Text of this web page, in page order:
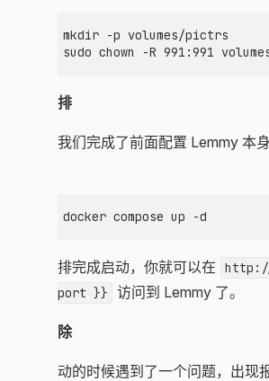
mkdir -p volumes/pictrs
启动编排
终于，我们完成了前面配置 Lemmy 本
等待编排完成启动，你就可以在
lemmy_port }}
访问到 Lemmy 了。
故障排除
个人启动的时候遇到了一个问题，出现